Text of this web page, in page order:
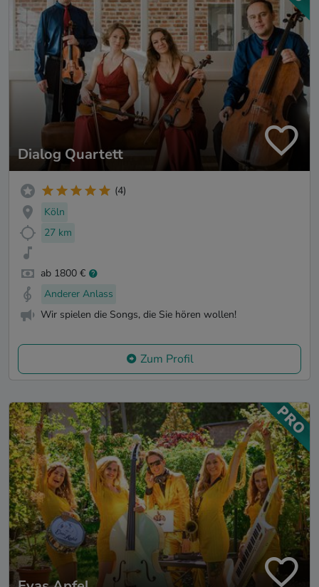
Dialog Quartett
(4)
Köln
27 km
ab 1800 €
Anderer Anlass
Wir spielen die Songs, die Sie hören wollen!
Zum Profil